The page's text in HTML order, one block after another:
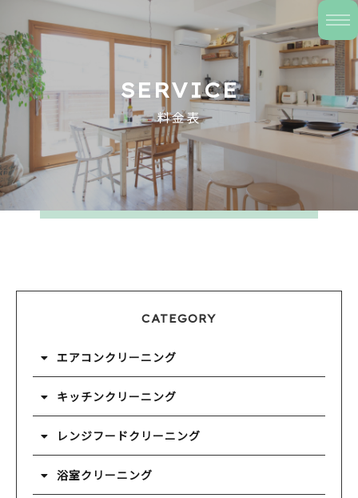
SERVICE
料金表
CATEGORY
エアコンクリーニング
キッチンクリーニング
レンジフードクリーニング
浴室クリーニング